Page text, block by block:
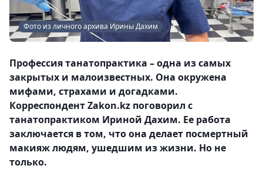
Фото из личного архива Ирины Дахим
Профессия танатопрактика – одна из самых
закрытых и малоизвестных. Она окружена
мифами, страхами и догадками.
Корреспондент Zakon.kz поговорил с
танатопрактиком Ириной Дахим. Ее работа
заключается в том, что она делает посмертный
макияж людям, ушедшим из жизни. Но не
только.